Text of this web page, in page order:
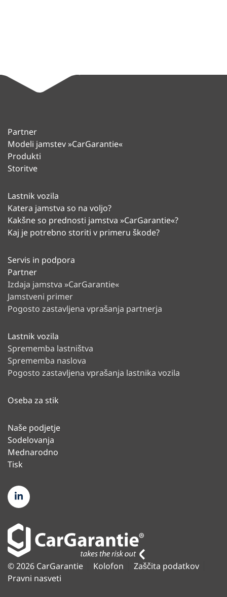
Partner
Modeli jamstev »CarGarantie«
Produkti
Storitve
Lastnik vozila
Katera jamstva so na voljo?
Kakšne so prednosti jamstva »CarGarantie«?
Kaj je potrebno storiti v primeru škode?
Servis in podpora
Partner
Izdaja jamstva »CarGarantie«
Jamstveni primer
Pogosto zastavljena vprašanja partnerja
Lastnik vozila
Sprememba lastništva
Sprememba naslova
Pogosto zastavljena vprašanja lastnika vozila
Oseba za stik
Naše podjetje
Sodelovanja
Mednarodno
Tisk
© 2026 CarGarantie Kolofon
Zaščita podatkov
Pravni nasveti